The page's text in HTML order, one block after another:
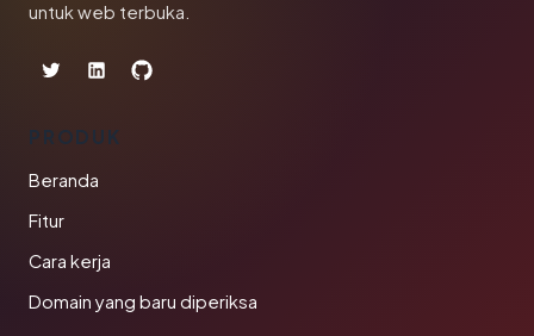
untuk web terbuka.
PRODUK
Beranda
Fitur
Cara kerja
Domain yang baru diperiksa